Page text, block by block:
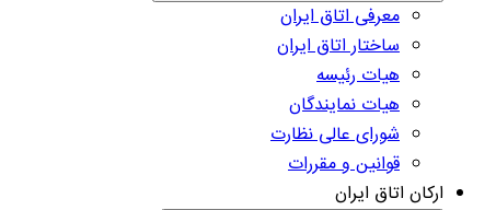
معرفی اتاق ایران
ساختار اتاق ایران
هیات رئیسه
هیات نمایندگان
شورای عالی نظارت
قوانین و مقررات
ارکان اتاق ایران